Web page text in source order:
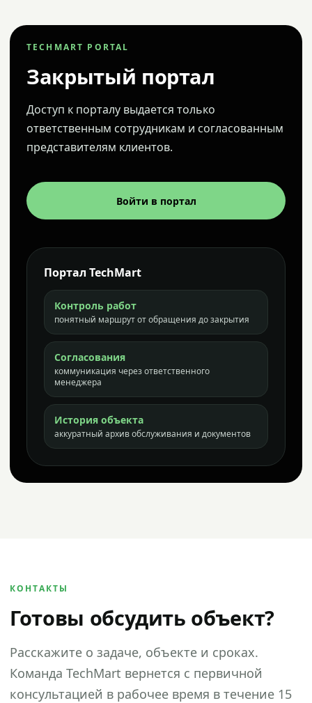
TECHMART PORTAL
Закрытый портал
Доступ к порталу выдается только
ответственным сотрудникам и согласованным
представителям клиентов.
Войти в портал
Портал TechMart
Контроль работ
понятный маршрут от обращения до закрытия
Согласования
коммуникация через ответственного
менеджера
История объекта
аккуратный архив обслуживания и документов
КОНТАКТЫ
Готовы обсудить объект?
Расскажите о задаче, объекте и сроках.
Команда TechMart вернется с первичной
консультацией в рабочее время в течение 15